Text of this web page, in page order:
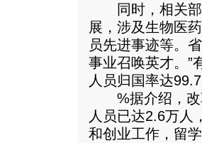
同时，相关部
展，涉及生物医
员先进事迹等。
事业召唤英才。”
人员归国率达99.7
%据介绍，改
人员已达2.6万人
和创业工作，留